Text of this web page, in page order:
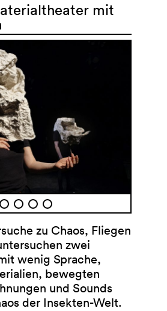
mit
zu Chaos, Fliegen
zwei
wenig Sprache,
bewegten
und Sounds
der Insekten-Welt.